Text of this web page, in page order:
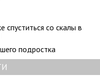
спуститься со скалы в
подростка